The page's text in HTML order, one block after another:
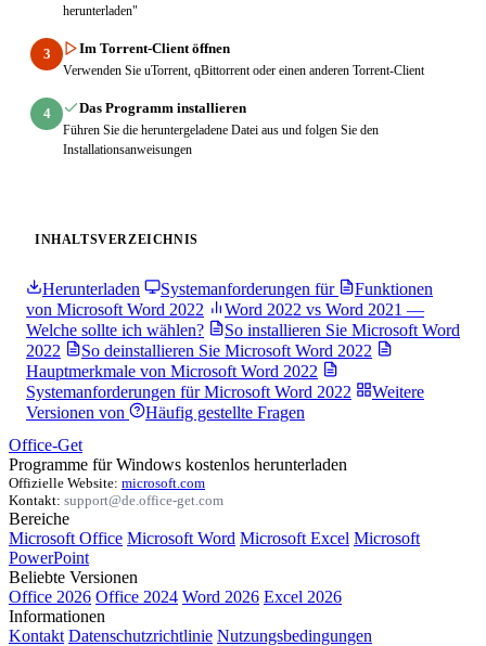
herunterladen"
3 Im Torrent-Client öffnen
Verwenden Sie uTorrent, qBittorrent oder einen anderen Torrent-Client
4 Das Programm installieren
Führen Sie die heruntergeladene Datei aus und folgen Sie den
Installationsanweisungen
INHALTSVERZEICHNIS
Herunterladen Systemanforderungen für
Funktionen
von Microsoft Word 2022
Word 2022 vs Word 2021 —
Welche sollte ich wählen?
So installieren Sie Microsoft Word
2022
So deinstallieren Sie Microsoft Word 2022
Hauptmerkmale von Microsoft Word 2022
Systemanforderungen für Microsoft Word 2022
Weitere
Versionen von
Häufig gestellte Fragen
Office-Get
Programme für Windows kostenlos herunterladen
Offizielle Website: microsoft.com
Kontakt: support@de.office-get.com
Bereiche
Microsoft Office Microsoft Word Microsoft Excel Microsoft
PowerPoint
Beliebte Versionen
Office 2026 Office 2024 Word 2026 Excel 2026
Informationen
Kontakt Datenschutzrichtlinie Nutzungsbedingungen